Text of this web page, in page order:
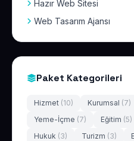
Hazır Web Sitesi
Web Tasarım Ajansı
Paket Kategorileri
Hizmet (10) Kurumsal (7)
Yeme-İçme (7) Eğitim (5)
Hukuk (3) Turizm (3)